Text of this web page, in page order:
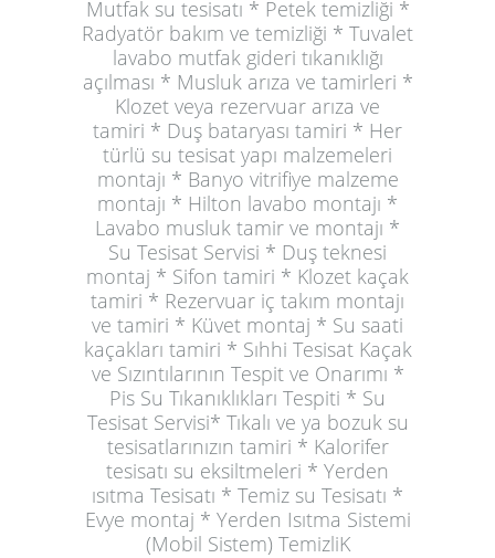
Mutfak su tesisatı * Petek temizliği *
Radyatör bakım ve temizliği * Tuvalet
lavabo mutfak gideri tıkanıklığı
açılması * Musluk arıza ve tamirleri *
Klozet veya rezervuar arıza ve
tamiri * Duş bataryası tamiri * Her
türlü su tesisat yapı malzemeleri
montajı * Banyo vitrifiye malzeme
montajı * Hilton lavabo montajı *
Lavabo musluk tamir ve montajı *
Su Tesisat Servisi * Duş teknesi
montaj * Sifon tamiri * Klozet kaçak
tamiri * Rezervuar iç takım montajı
ve tamiri * Küvet montaj * Su saati
kaçakları tamiri * Sıhhi Tesisat Kaçak
ve Sızıntılarının Tespit ve Onarımı *
Pis Su Tıkanıklıkları Tespiti * Su
Tesisat Servisi* Tıkalı ve ya bozuk su
tesisatlarınızın tamiri * Kalorifer
tesisatı su eksiltmeleri * Yerden
ısıtma Tesisatı * Temiz su Tesisatı *
Evye montaj * Yerden Isıtma Sistemi
(Mobil Sistem) TemizliK